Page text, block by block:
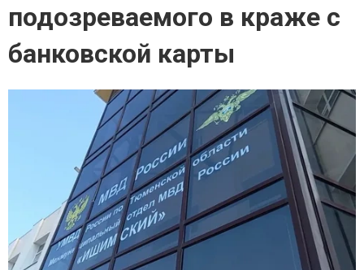
подозреваемого в краже с
банковской карты